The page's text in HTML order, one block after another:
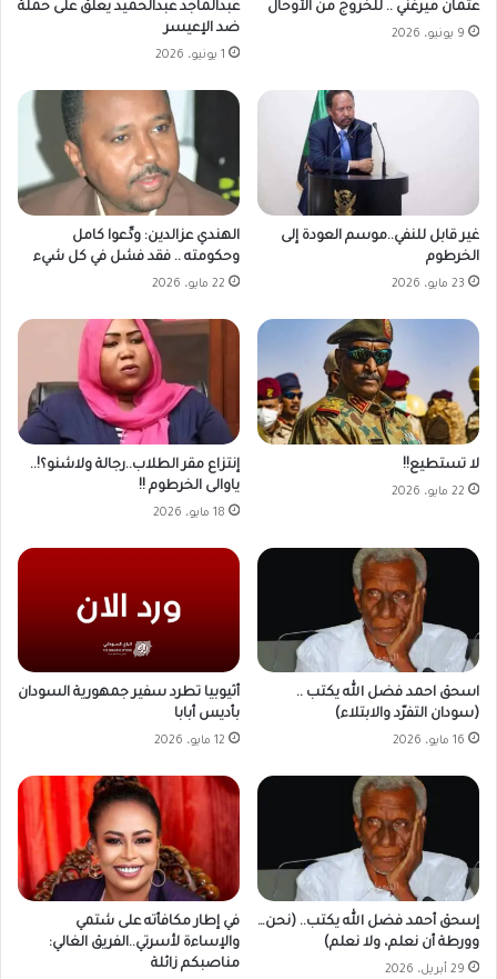
عثمان ميرغني .. للخروج من الأوحال
9 يونيو، 2026
عبدالماجد عبدالحميد يعلق على حملة
ضد الإعيسر
1 يونيو، 2026
غير قابل للنفي..موسم العودة إلى
الخرطوم
23 مايو، 2026
الهندي عزالدين: ودِّعوا كامل
وحكومته .. فقد فشل في كل شيء
22 مايو، 2026
لا تستطيع!!
22 مايو، 2026
إنتزاع مقر الطلاب..رجالة ولاشنو؟!..
ياوالى الخرطوم !!
18 مايو، 2026
اسحق احمد فضل الله يكتب ..
(سودان التفرّد والابتلاء)
16 مايو، 2026
أثيوبيا تطرد سفير جمهورية السودان
بأديس أبابا
12 مايو، 2026
إسحق أحمد فضل الله يكتب.. (نحن…
وورطة أن نعلم، ولا نعلم)
29 أبريل، 2026
في إطار مكافأته على شتمي
والإساءة لأسرتي..الفريق الغالي:
مناصبكم زائلة